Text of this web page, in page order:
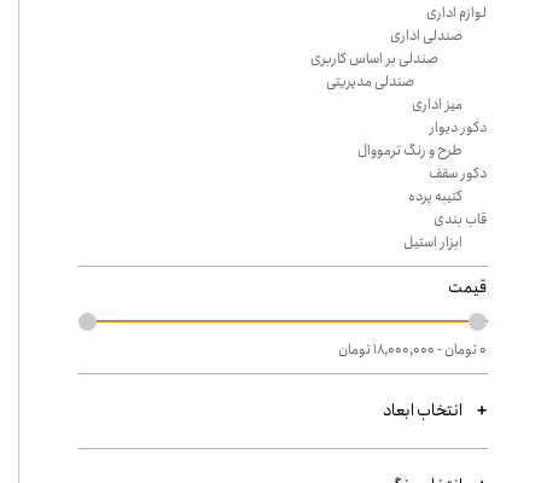
لوازم اداری
صندلی اداری
صندلی بر اساس کاربری
صندلی مدیریتی
میز اداری
دکور دیوار
طرح و رنگ ترمووال
دکور سقف
کتیبه پرده
قاب بندی
ابزار استیل
قیمت
۰ تومان - ۱۸,۰۰۰,۰۰۰ تومان
انتخاب ابعاد